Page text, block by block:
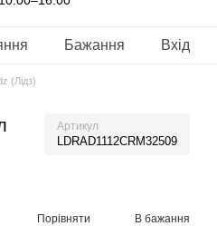
Бажання Вхід
(Лідз)
Артикул
LDRAD1112CRM32509
Порівняти В бажання